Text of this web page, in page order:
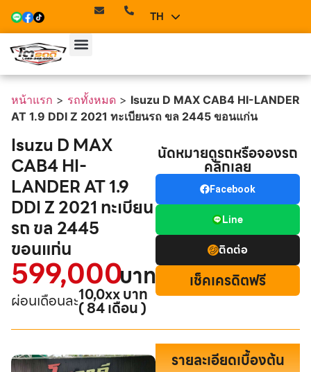
TH
EN
หน้าแรก > รถทั้งหมด > Isuzu D MAX CAB4 HI-LANDER
AT 1.9 DDI Z 2021 ทะเบียนรถ ขล 2445 ขอนแก่น
Isuzu D MAX
CAB4 HI-
LANDER AT 1.9
DDI Z 2021 ทะเบียน
รถ ขล 2445
ขอนแก่น
599,000บาท
ผ่อนเดือนละ10,0xx บาท
( 84 เดือน )
นัดหมายดูรถหรือจองรถ
คลิกเลย
Facebook
Line
ติดต่อ
เช็คเครดิตฟรี
รายละเอียดเบื้องต้น